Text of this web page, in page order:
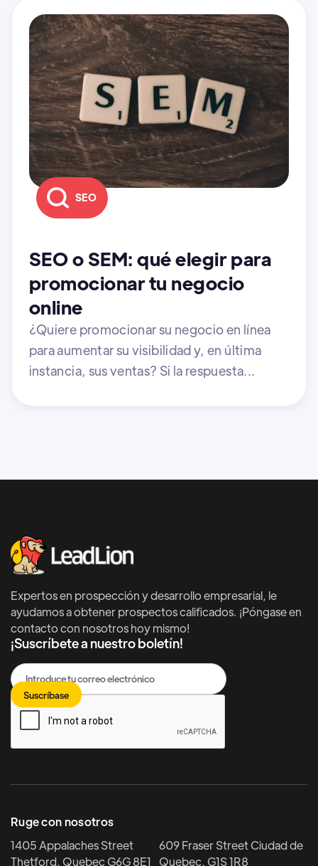
SEO
SEO o SEM: qué elegir para
promocionar tu negocio
online
¿Quiere promocionar su negocio en línea
para aumentar su visibilidad y, en última
instancia, sus ventas? Si la respuesta...
Expertos en prospección y desarrollo empresarial, le
ayudamos a obtener prospectos calificados. ¡Póngase en
contacto con nosotros hoy mismo!
¡Suscríbete a nuestro boletín!
Ruge con nosotros
1405 Appalaches Street
Thetford, Quebec G6G 8E1
609 Fraser Street Ciudad de
Quebec, G1S 1R8